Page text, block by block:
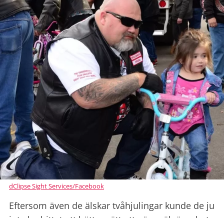
dClipse Sight Services/Facebook
Eftersom även de älskar tvåhjulingar kunde de ju